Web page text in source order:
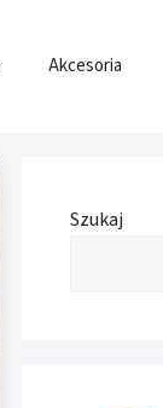
Akcesoria
Szukaj